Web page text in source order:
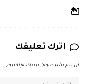
اترك تعليقك
لن يتم نشر عنوان بريدك الإلكتروني.